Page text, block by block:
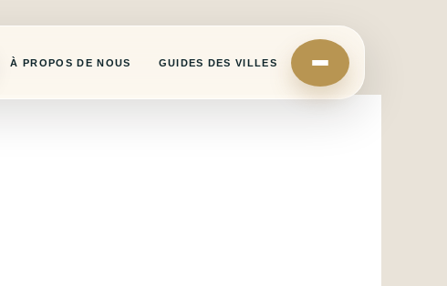
À PROPOS DE NOUS GUIDES DES VILLES